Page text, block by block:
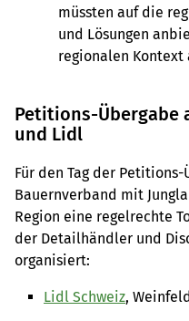
müssten auf die
und Lösungen
regionalen Kontext
Petitions-Übergabe
und Lidl
Für den Tag der
Bauernverband mit
Region eine regelrechte
der Detailhändler und
organisiert:
Lidl Schweiz,